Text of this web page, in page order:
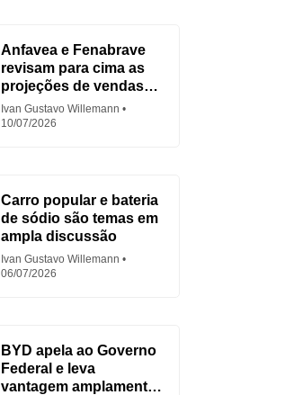
Anfavea e Fenabrave
revisam para cima as
projeções de vendas
em 2026
Ivan Gustavo Willemann
10/07/2026
Carro popular e bateria
de sódio são temas em
ampla discussão
Ivan Gustavo Willemann
06/07/2026
BYD apela ao Governo
Federal e leva
vantagem amplamente